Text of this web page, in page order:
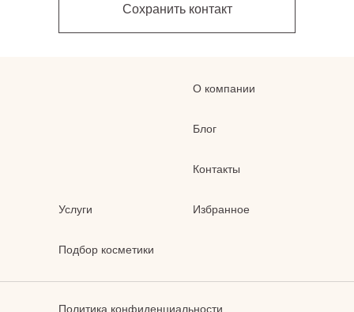
Сохранить контакт
Услуги
Подбор косметики
О компании
Блог
Контакты
Избранное
Политика конфиденциальности